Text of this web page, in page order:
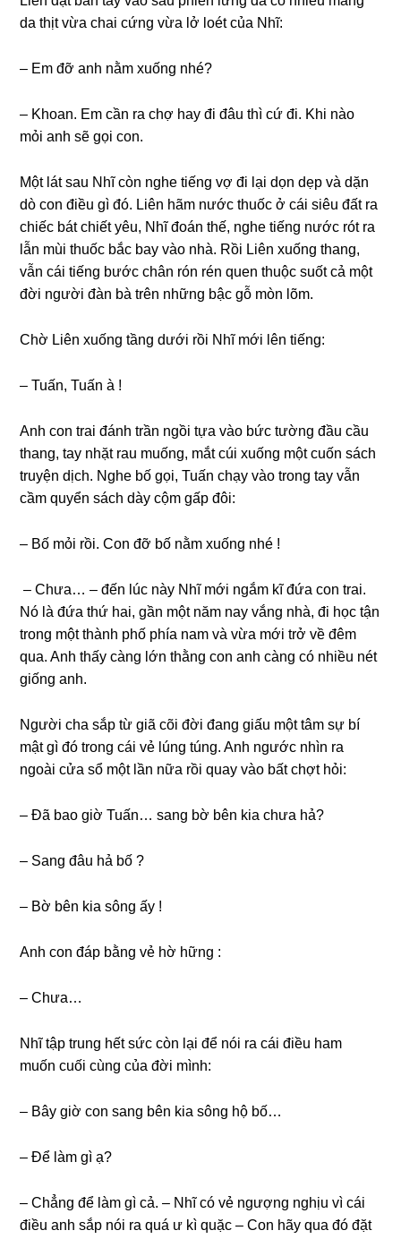
da thịt vừa chai cứng vừa lở loét của Nhĩ:
– Em đỡ anh nằm xuống nhé?
– Khoan. Em cần ra chợ hay đi đâu thì cứ đi. Khi nào
mỏi anh sẽ gọi con.
Một lát sau Nhĩ còn nghe tiếng vợ đi lại dọn dẹp và dặn
dò con điều gì đó. Liên hãm nước thuốc ở cái siêu đất ra
chiếc bát chiết yêu, Nhĩ đoán thế, nghe tiếng nước rót ra
lẫn mùi thuốc bắc bay vào nhà. Rồi Liên xuống thang,
vẫn cái tiếng bước chân rón rén quen thuộc suốt cả một
đời người đàn bà trên những bậc gỗ mòn lõm.
Chờ Liên xuống tầng dưới rồi Nhĩ mới lên tiếng:
– Tuấn, Tuấn à !
Anh con trai đánh trần ngồi tựa vào bức tường đầu cầu
thang, tay nhặt rau muống, mắt cúi xuống một cuốn sách
truyện dịch. Nghe bố gọi, Tuấn chạy vào trong tay vẫn
cầm quyển sách dày cộm gấp đôi:
– Bố mỏi rồi. Con đỡ bố nằm xuống nhé !
– Chưa… – đến lúc này Nhĩ mới ngắm kĩ đứa con trai.
Nó là đứa thứ hai, gần một năm nay vắng nhà, đi học tận
trong một thành phố phía nam và vừa mới trở về đêm
qua. Anh thấy càng lớn thằng con anh càng có nhiều nét
giống anh.
Người cha sắp từ giã cõi đời đang giấu một tâm sự bí
mật gì đó trong cái vẻ lúng túng. Anh ngước nhìn ra
ngoài cửa sổ một lần nữa rồi quay vào bất chợt hỏi:
– Đã bao giờ Tuấn… sang bờ bên kia chưa hả?
– Sang đâu hả bố ?
– Bờ bên kia sông ấy !
Anh con đáp bằng vẻ hờ hững :
– Chưa…
Nhĩ tập trung hết sức còn lại để nói ra cái điều ham
muốn cuối cùng của đời mình:
– Bây giờ con sang bên kia sông hộ bố…
– Để làm gì ạ?
– Chẳng để làm gì cả. – Nhĩ có vẻ ngượng nghịu vì cái
điều anh sắp nói ra quá ư kì quặc – Con hãy qua đó đặt